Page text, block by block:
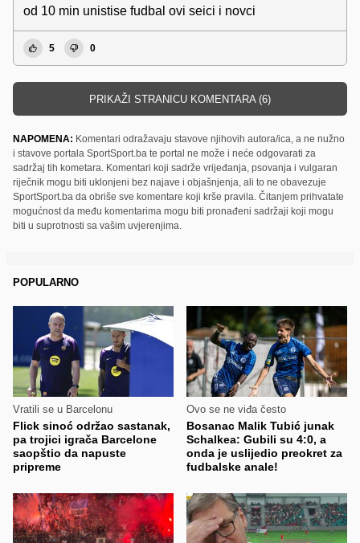
od 10 min unistise fudbal ovi seici i novci
5 0
PRIKAŽI STRANICU KOMENTARA (6)
NAPOMENA: Komentari odražavaju stavove njihovih autora/ica, a ne nužno
i stavove portala SportSport.ba te portal ne može i neće odgovarati za
sadržaj tih kometara. Komentari koji sadrže vrijeđanja, psovanja i vulgaran
riječnik mogu biti uklonjeni bez najave i objašnjenja, ali to ne obavezuje
SportSport.ba da obriše sve komentare koji krše pravila. Čitanjem prihvatate
mogućnost da među komentarima mogu biti pronađeni sadržaji koji mogu
biti u suprotnosti sa vašim uvjerenjima.
POPULARNO
Vratili se u Barcelonu
Flick sinoć održao sastanak,
pa trojici igrača Barcelone
saopštio da napuste
pripreme
Ovo se ne viđa često
Bosanac Malik Tubić junak
Schalkea: Gubili su 4:0, a
onda je uslijedio preokret za
fudbalske anale!